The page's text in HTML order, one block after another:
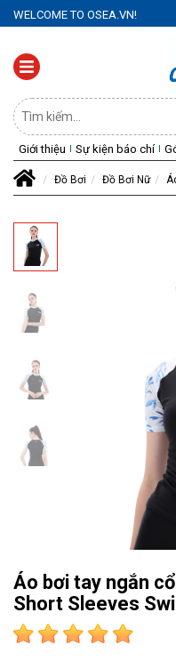
WELCOME TO OSEA.VN!
Giới thiệu Sự kiện báo chí
Đồ Bơi Đồ Bơi Nữ
Áo bơi tay ngắn
Short Sleeves